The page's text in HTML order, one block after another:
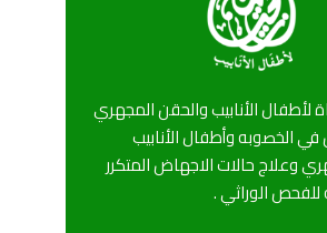
لأطفال الأنابيب والحقن المجهري
الخصوبه وأطفال الأنابيب
وعلاج حالات الاجهاض المتكرر
للفحص الوراثي .